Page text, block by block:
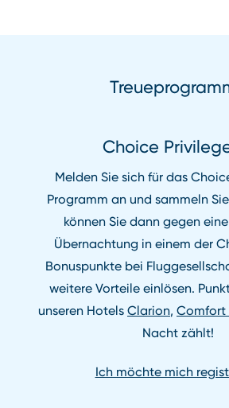
Choice
Melden Sie sich für das
Programm an und sammeln
können Sie dann gegen
Übernachtung in einem der
Bonuspunkte bei
weitere Vorteile einlösen.
unseren Hotels Clarion, Comfort
Nacht zählt!
Ich möchte mich